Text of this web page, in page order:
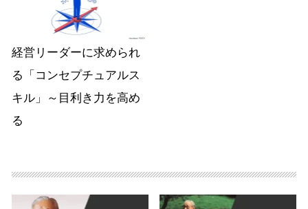
経営リーダーに求められ
る「コンセプチュアルス
キル」～目利き力を高め
る